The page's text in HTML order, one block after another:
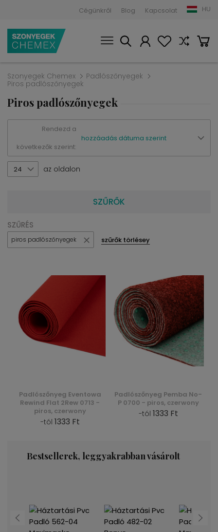
Cégünkről Blog Kapcsolat HU
Szonyegek Chemex
Padlószőnyegek
Piros padlószőnyegek
Piros padlószőnyegek
Rendezd a
következők szerint:
hozzáadás dátuma szerint
24 az oldalon
SZŰRŐK
SZŰRÉS
piros padlószőnyegek szűrők törlésey
Padlószőnyeg Eventowa
Rewind Flat 2Rew 0713 -
piros, czerwony
-tól 1333 Ft
Padlószőnyeg Pemba No-
P 0700 - piros, czerwony
-tól 1333 Ft
Bestsellerek, leggyakrabban vásárolt